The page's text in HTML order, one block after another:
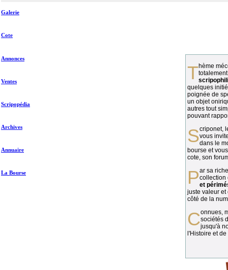
Galerie
Cote
Annonces
Ventes
Scripopédia
Archives
Annuaire
La Bourse
Thème méconnu des collectionneurs et
quelques
poignée de
un objet
autres tout
pouvant
vous
dans le
bourse et
cote, son
Par sa richesse et sa diversité, lacollection
et
juste valeur et
côté de la
Connues, méconnues, ou inconnues, lessociétés
jusqu'à
l'Histoire et